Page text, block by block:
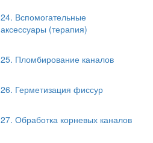
24. Вспомогательные
аксессуары (терапия)
25. Пломбирование каналов
26. Герметизация фиссур
27. Обработка корневых каналов